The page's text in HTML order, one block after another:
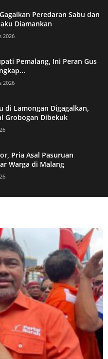
Peredaran Sabu dan
Diamankan
2026
Pemalang, Ini Peran Gus
2026
di Lamongan Digagalkan,
Grobogan Dibekuk
Pria Asal Pasuruan
Warga di Malang